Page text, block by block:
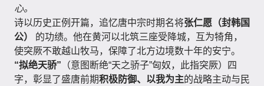
心。
诗以历史正例开篇，追忆唐中宗时期名将张仁愿（封韩国
公）
的功绩。他在黄河以北筑三座受降城，互为犄角，
使突厥不敢越山牧马，保障了北方边境数十年的安宁。
“拟绝天骄” （意图断绝“天之骄子”匈奴，此指突厥）四
字，彰显了盛唐前期积极防御、以我为主的战略主动与民